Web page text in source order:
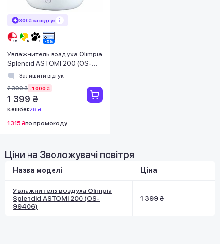
300₴ за відгук
Увлажнитель воздуха Olimpia
Splendid ASTOMI 200 (OS-
99406)Залишити відгук
2 399 ₴ -1 000 ₴
1 399 ₴
Кешбек28 ₴
1 315 ₴по промокоду
Ціни на Зволожувачі повітря
Назва моделі Ціна
Увлажнитель воздуха Olimpia
Splendid ASTOMI 200 (OS-
99406)
1 399 ₴